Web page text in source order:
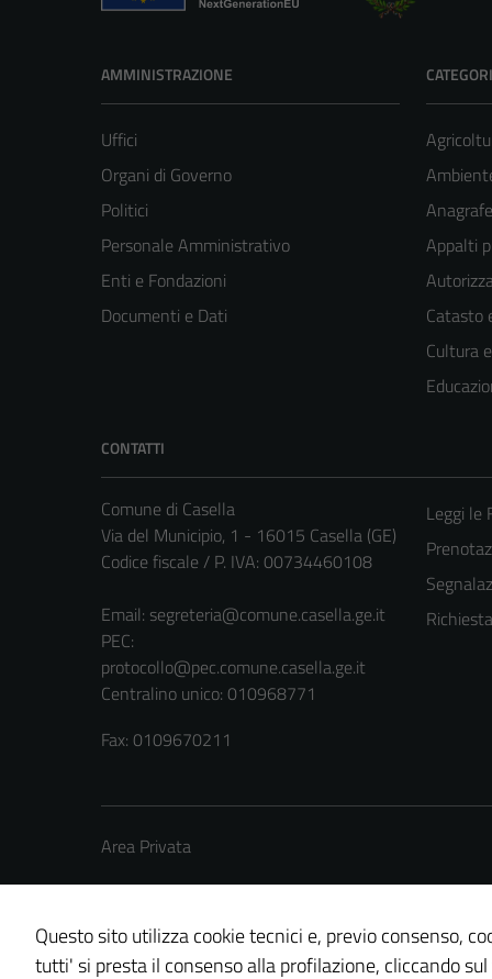
AMMINISTRAZIONE
Uffici
Organi di Governo
Politici
Personale Amministrativo
Enti e Fondazioni
Documenti e Dati
Appalti
Catasto
Cultura
CONTATTI
Comune di Casella
Via del Municipio, 1 - 16015 Casella (GE)
Codice fiscale / P. IVA: 00734460108
Email: segreteria@comune.casella.ge.it
PEC:
protocollo@pec.comune.casella.ge.it
Centralino unico: 010968771
Fax: 0109670211
Leggi le
Area Privata
Questo sito utilizza cookie tecnici e, previo consenso,
tutti' si presta il consenso alla profilazione, cliccando